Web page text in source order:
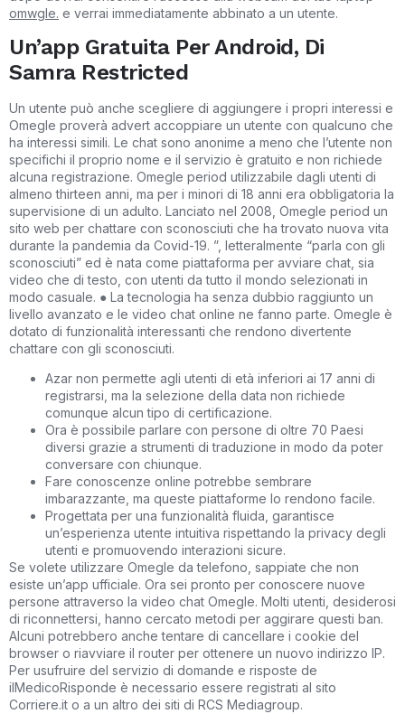
omwgle. e verrai immediatamente abbinato a un utente.
Un’app Gratuita Per Android, Di
Samra Restricted
Un utente può anche scegliere di aggiungere i propri interessi e
Omegle proverà advert accoppiare un utente con qualcuno che
ha interessi simili. Le chat sono anonime a meno che l’utente non
specifichi il proprio nome e il servizio è gratuito e non richiede
alcuna registrazione. Omegle period utilizzabile dagli utenti di
almeno thirteen anni, ma per i minori di 18 anni era obbligatoria la
supervisione di un adulto. Lanciato nel 2008, Omegle period un
sito web per chattare con sconosciuti che ha trovato nuova vita
durante la pandemia da Covid-19. ”, letteralmente “parla con gli
sconosciuti” ed è nata come piattaforma per avviare chat, sia
video che di testo, con utenti da tutto il mondo selezionati in
modo casuale. ● La tecnologia ha senza dubbio raggiunto un
livello avanzato e le video chat online ne fanno parte. Omegle è
dotato di funzionalità interessanti che rendono divertente
chattare con gli sconosciuti.
Azar non permette agli utenti di età inferiori ai 17 anni di
registrarsi, ma la selezione della data non richiede
comunque alcun tipo di certificazione.
Ora è possibile parlare con persone di oltre 70 Paesi
diversi grazie a strumenti di traduzione in modo da poter
conversare con chiunque.
Fare conoscenze online potrebbe sembrare
imbarazzante, ma queste piattaforme lo rendono facile.
Progettata per una funzionalità fluida, garantisce
un’esperienza utente intuitiva rispettando la privacy degli
utenti e promuovendo interazioni sicure.
Se volete utilizzare Omegle da telefono, sappiate che non
esiste un’app ufficiale. Ora sei pronto per conoscere nuove
persone attraverso la video chat Omegle. Molti utenti, desiderosi
di riconnettersi, hanno cercato metodi per aggirare questi ban.
Alcuni potrebbero anche tentare di cancellare i cookie del
browser o riavviare il router per ottenere un nuovo indirizzo IP.
Per usufruire del servizio di domande e risposte de
ilMedicoRisponde è necessario essere registrati al sito
Corriere.it o a un altro dei siti di RCS Mediagroup.